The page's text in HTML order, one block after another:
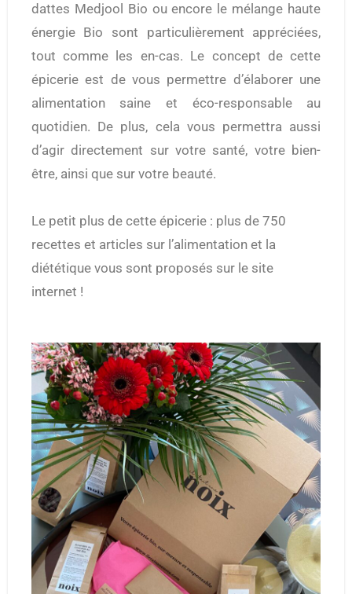
dattes Medjool Bio ou encore le mélange haute
énergie Bio sont particulièrement appréciées,
tout comme les en-cas. Le concept de cette
épicerie est de vous permettre d’élaborer une
alimentation saine et éco-responsable au
quotidien. De plus, cela vous permettra aussi
d’agir directement sur votre santé, votre bien-
être, ainsi que sur votre beauté.
Le petit plus de cette épicerie : plus de 750
recettes et articles sur l’alimentation et la
diététique vous sont proposés sur le site
internet !